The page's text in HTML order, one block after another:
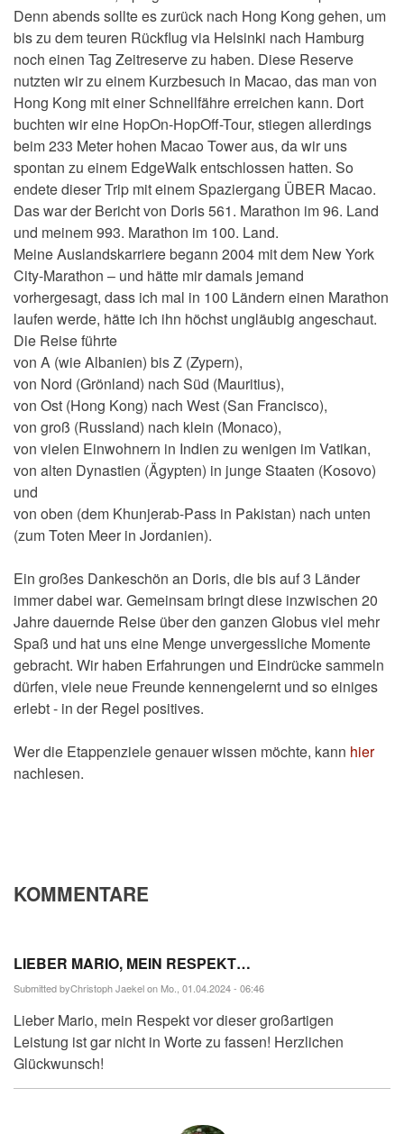
Denn abends sollte es zurück nach Hong Kong gehen, um
bis zu dem teuren Rückflug via Helsinki nach Hamburg
noch einen Tag Zeitreserve zu haben. Diese Reserve
nutzten wir zu einem Kurzbesuch in Macao, das man von
Hong Kong mit einer Schnellfähre erreichen kann. Dort
buchten wir eine HopOn-HopOff-Tour, stiegen allerdings
beim 233 Meter hohen Macao Tower aus, da wir uns
spontan zu einem EdgeWalk entschlossen hatten. So
endete dieser Trip mit einem Spaziergang ÜBER Macao.
Das war der Bericht von Doris 561. Marathon im 96. Land
und meinem 993. Marathon im 100. Land.
Meine Auslandskarriere begann 2004 mit dem New York
City-Marathon – und hätte mir damals jemand
vorhergesagt, dass ich mal in 100 Ländern einen Marathon
laufen werde, hätte ich ihn höchst ungläubig angeschaut.
Die Reise führte
von A (wie Albanien) bis Z (Zypern),
von Nord (Grönland) nach Süd (Mauritius),
von Ost (Hong Kong) nach West (San Francisco),
von groß (Russland) nach klein (Monaco),
von vielen Einwohnern in Indien zu wenigen im Vatikan,
von alten Dynastien (Ägypten) in junge Staaten (Kosovo)
und
von oben (dem Khunjerab-Pass in Pakistan) nach unten
(zum Toten Meer in Jordanien).
Ein großes Dankeschön an Doris, die bis auf 3 Länder
immer dabei war. Gemeinsam bringt diese inzwischen 20
Jahre dauernde Reise über den ganzen Globus viel mehr
Spaß und hat uns eine Menge unvergessliche Momente
gebracht. Wir haben Erfahrungen und Eindrücke sammeln
dürfen, viele neue Freunde kennengelernt und so einiges
erlebt - in der Regel positives.
Wer die Etappenziele genauer wissen möchte, kann hier
nachlesen.
KOMMENTARE
LIEBER MARIO, MEIN RESPEKT…
Submitted byChristoph Jaekelon Mo., 01.04.2024 - 06:46
Lieber Mario, mein Respekt vor dieser großartigen
Leistung ist gar nicht in Worte zu fassen! Herzlichen
Glückwunsch!